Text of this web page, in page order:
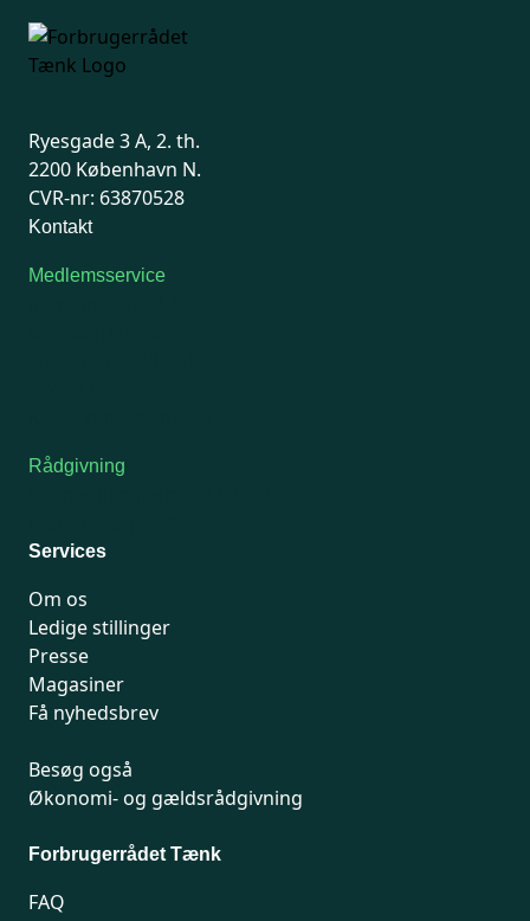
Ryesgade 3 A, 2. th.
2200 København N.
CVR-nr: 63870528
Kontakt
Medlemsservice
Rådgivning
Services
Om os
Ledige stillinger
Presse
Magasiner
Få nyhedsbrev
Besøg også
Økonomi- og gældsrådgivning
Forbrugerrådet Tænk
FAQ